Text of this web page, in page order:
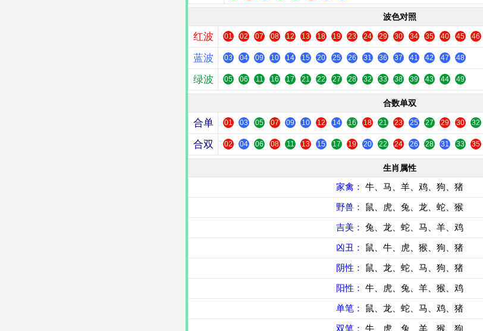
波色对照
红波 01 02 07 08 12 13 18 19 23 24 29 30 34 35 40 45 46
蓝波 03 04 09 10 14 15 20 25 26 31 36 37 41 42 47 48
绿波 05 06 11 16 17 21 22 27 28 32 33 38 39 43 44 49
合数单双
合单 01 03 05 07 09 10 12 14 16 18 21 23 25 27 29 30 32
合双 02 04 06 08 11 13 15 17 19 20 22 24 26 28 31 33 35
生肖属性
家禽： 牛、马、羊、鸡、狗、猪
野兽： 鼠、虎、兔、龙、蛇、猴
吉美： 兔、龙、蛇、马、羊、鸡
凶丑： 鼠、牛、虎、猴、狗、猪
阴性： 鼠、龙、蛇、马、狗、猪
阳性： 牛、虎、兔、羊、猴、鸡
单笔： 鼠、龙、蛇、马、鸡、猪
双笔： 牛、虎、兔、羊、猴、狗